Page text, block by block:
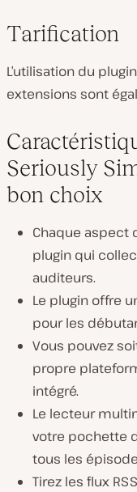
Tarification
L’utilisation du
extensions sont
Seriously
bon choix
Chaque aspect
plugin qui
auditeurs.
Le plugin offre
pour les
Vous pouvez
propre
intégré.
Le lecteur
votre pochette
tous les
Tirez les flux